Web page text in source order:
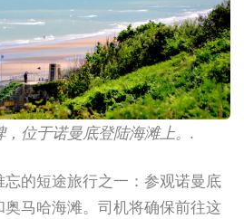
位于诺曼底登陆海滩上。.
的短途旅行之一：参观诺曼底
马哈海滩。司机将确保前往这